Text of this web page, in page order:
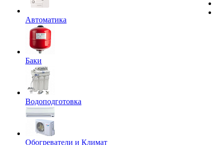
Автоматика
Баки
Водоподготовка
Обогреватели и Климат